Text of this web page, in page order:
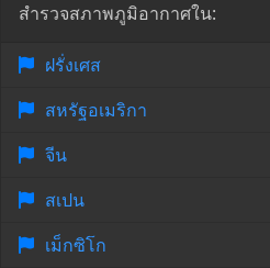
สำรวจสภาพภูมิอากาศใน:
ฝรั่งเศส
สหรัฐอเมริกา
จีน
สเปน
เม็กซิโก